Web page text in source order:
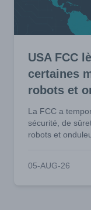
USA FCC
certaines
robots et
La FCC a
sécurité, de
robots et
05-AUG-26